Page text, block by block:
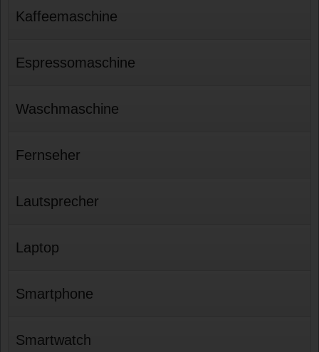
Kaffeemaschine
Espressomaschine
Waschmaschine
Fernseher
Lautsprecher
Laptop
Smartphone
Smartwatch